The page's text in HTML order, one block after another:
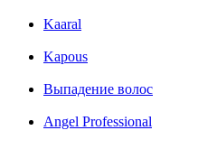
Kaaral
Kapous
Выпадение волос
Angel Professional